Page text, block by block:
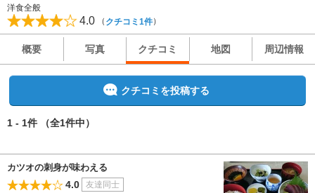
洋食全般
4.0 （ クチコミ1件）
概要 写真 クチコミ 地図 周辺情報
クチコミを投稿する
1 - 1件 （全1件中）
カツオの刺身が味わえる
4.0 友達同士